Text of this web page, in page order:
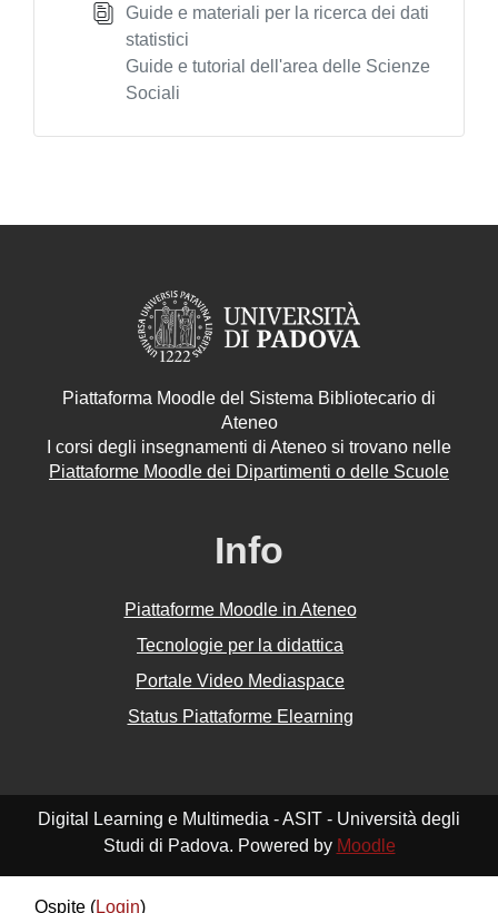
Guide e materiali per la ricerca dei dati
statistici
Guide e tutorial dell'area delle Scienze
Sociali
Piattaforma Moodle del Sistema Bibliotecario di
Ateneo
I corsi degli insegnamenti di Ateneo si trovano nelle
Piattaforme Moodle dei Dipartimenti o delle Scuole
Info
Piattaforme Moodle in Ateneo
Tecnologie per la didattica
Portale Video Mediaspace
Status Piattaforme Elearning
Digital Learning e Multimedia - ASIT - Università degli
Studi di Padova. Powered by Moodle
Ospite (Login)